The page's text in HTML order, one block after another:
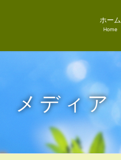
ホーム
Home
メディア